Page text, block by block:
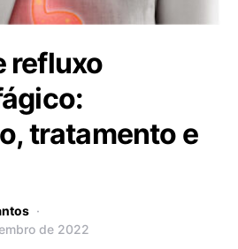
refluxo
tratamento e
de 2022